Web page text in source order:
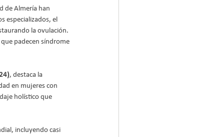
de Almería han
especializados, el
la ovulación.
padecen síndrome
, destaca la
en mujeres con
holístico que
incluyendo casi